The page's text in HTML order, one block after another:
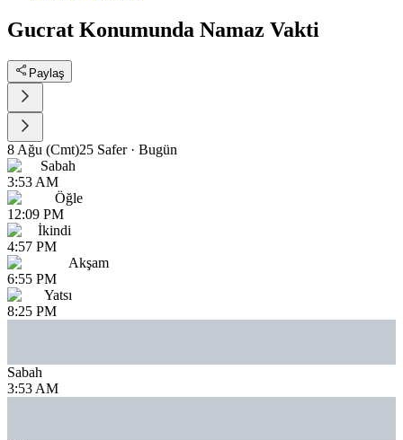
Gucrat Konumunda Namaz Vakti
Paylaş
8 Ağu (Cmt)25 Safer· Bugün
Sabah
3:53 AM
Öğle
12:09 PM
İkindi
4:57 PM
Akşam
6:55 PM
Yatsı
8:25 PM
Sabah
3:53 AM